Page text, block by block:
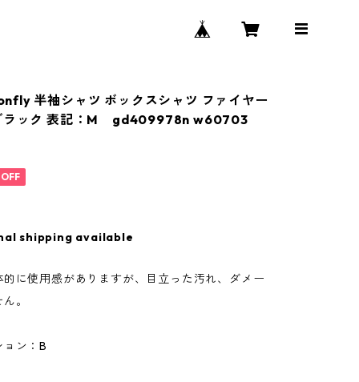
半袖シャツ ボックスシャツ ファイヤー
ラック 表記：M gd409978n w60703
shipping available
に使用感がありますが、目立った汚れ、ダメー
。
ン：B